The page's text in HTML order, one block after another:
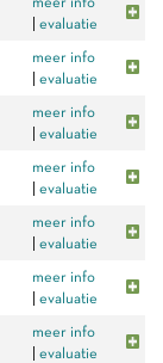
evaluatie
meer info
evaluatie
meer info
evaluatie
meer info
evaluatie
meer info
evaluatie
meer info
evaluatie
meer info
evaluatie